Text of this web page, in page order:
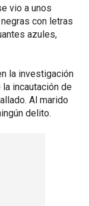
vio a unos
con letras
azules,
la investigación
incautación de
Al marido
delito.